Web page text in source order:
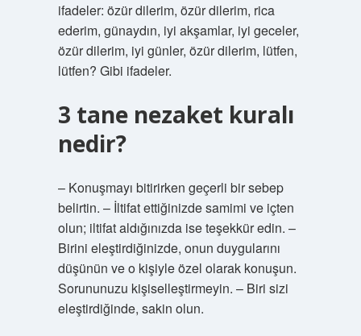
ifadeler: özür dilerim, özür dilerim, rica
ederim, günaydın, iyi akşamlar, iyi geceler,
özür dilerim, iyi günler, özür dilerim, lütfen,
lütfen? Gibi ifadeler.
3 tane nezaket kuralı
nedir?
– Konuşmayı bitirirken geçerli bir sebep
belirtin. – İltifat ettiğinizde samimi ve içten
olun; iltifat aldığınızda ise teşekkür edin. –
Birini eleştirdiğinizde, onun duygularını
düşünün ve o kişiyle özel olarak konuşun.
Sorununuzu kişiselleştirmeyin. – Biri sizi
eleştirdiğinde, sakin olun.